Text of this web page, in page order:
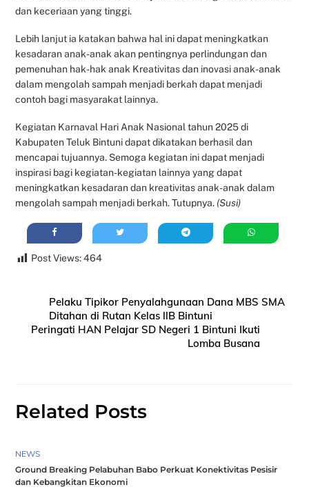
dan keceriaan yang tinggi.
Lebih lanjut ia katakan bahwa hal ini dapat meningkatkan
kesadaran anak-anak akan pentingnya perlindungan dan
pemenuhan hak-hak anak Kreativitas dan inovasi anak-anak
dalam mengolah sampah menjadi berkah dapat menjadi
contoh bagi masyarakat lainnya.
Kegiatan Karnaval Hari Anak Nasional tahun 2025 di
Kabupaten Teluk Bintuni dapat dikatakan berhasil dan
mencapai tujuannya. Semoga kegiatan ini dapat menjadi
inspirasi bagi kegiatan-kegiatan lainnya yang dapat
meningkatkan kesadaran dan kreativitas anak-anak dalam
mengolah sampah menjadi berkah. Tutupnya. (Susi)
Post Views: 464
Pelaku Tipikor Penyalahgunaan Dana MBS SMA
Ditahan di Rutan Kelas llB Bintuni
Peringati HAN Pelajar SD Negeri 1 Bintuni Ikuti
Lomba Busana
Related Posts
NEWS
Ground Breaking Pelabuhan Babo Perkuat Konektivitas Pesisir
dan Kebangkitan Ekonomi